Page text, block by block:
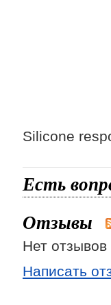
Silicone
Есть
Отзывы
Нет отзывов
Написать